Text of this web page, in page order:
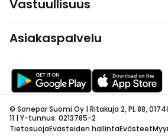
Vastuullisuus
Asiakaspalvelu
© Sonepar Suomi Oy | Ritakuja 2, PL 88,
11 | Y-tunnus: 0213785-2
TietosuojaEvästeiden hallintaEvästeet